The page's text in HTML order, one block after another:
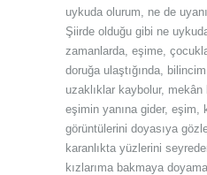
uykuda olurum, ne de
Şiirde olduğu gibi ne
zamanlarda, eşime,
doruğa ulaştığında,
uzaklıklar kaybolur, mekân
eşimin yanına gider, eşim,
görüntülerini doyasıya
karanlıkta yüzlerini
kızlarıma bakmaya